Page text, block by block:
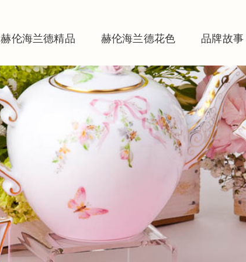
赫伦海兰德精品 赫伦海兰德花色 品牌故事